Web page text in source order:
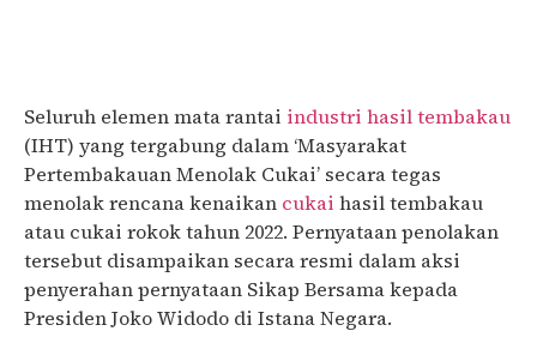
Seluruh elemen mata rantai industri hasil tembakau
(IHT) yang tergabung dalam ‘Masyarakat
Pertembakauan Menolak Cukai’ secara tegas
menolak rencana kenaikan cukai hasil tembakau
atau cukai rokok tahun 2022. Pernyataan penolakan
tersebut disampaikan secara resmi dalam aksi
penyerahan pernyataan Sikap Bersama kepada
Presiden Joko Widodo di Istana Negara.